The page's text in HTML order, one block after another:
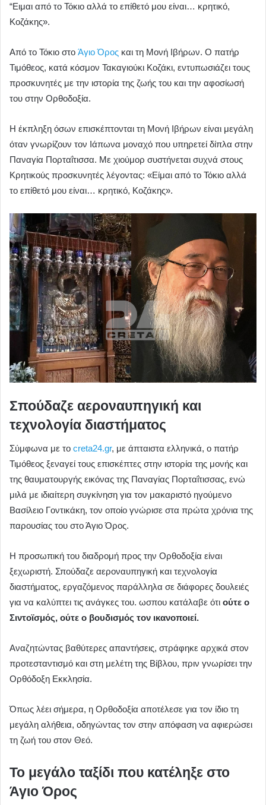
“Ειμαι από το Τόκιο αλλά το επίθετό μου είναι… κρητικό,
Κοζάκης».
Από το Τόκιο στο Άγιο Όρος και τη Μονή Ιβήρων. Ο πατήρ
Τιμόθεος, κατά κόσμον Τακαγιούκι Κοζάκι, εντυπωσιάζει τους
προσκυνητές με την ιστορία της ζωής του και την αφοσίωσή
του στην Ορθοδοξία.
Η έκπληξη όσων επισκέπτονται τη Μονή Ιβήρων είναι μεγάλη
όταν γνωρίζουν τον Ιάπωνα μοναχό που υπηρετεί δίπλα στην
Παναγία Πορταΐτισσα. Με χιούμορ συστήνεται συχνά στους
Κρητικούς προσκυνητές λέγοντας: «Είμαι από το Τόκιο αλλά
το επίθετό μου είναι… κρητικό, Κοζάκης».
Σπούδαζε αεροναυπηγική και
τεχνολογία διαστήματος
Σύμφωνα με το creta24.gr, με άπταιστα ελληνικά, ο πατήρ
Τιμόθεος ξεναγεί τους επισκέπτες στην ιστορία της μονής και
της θαυματουργής εικόνας της Παναγίας Πορταΐτισσας, ενώ
μιλά με ιδιαίτερη συγκίνηση για τον μακαριστό ηγούμενο
Βασίλειο Γοντικάκη, τον οποίο γνώρισε στα πρώτα χρόνια της
παρουσίας του στο Άγιο Όρος.
Η προσωπική του διαδρομή προς την Ορθοδοξία είναι
ξεχωριστή. Σπούδαζε αεροναυπηγική και τεχνολογία
διαστήματος, εργαζόμενος παράλληλα σε διάφορες δουλειές
για να καλύπτει τις ανάγκες του. ωσπου κατάλαβε ότι ούτε ο
Σιντοϊσμός, ούτε ο βουδισμός τον ικανοποιεί.
Αναζητώντας βαθύτερες απαντήσεις, στράφηκε αρχικά στον
προτεσταντισμό και στη μελέτη της Βίβλου, πριν γνωρίσει την
Ορθόδοξη Εκκλησία.
Όπως λέει σήμερα, η Ορθοδοξία αποτέλεσε για τον ίδιο τη
μεγάλη αλήθεια, οδηγώντας τον στην απόφαση να αφιερώσει
τη ζωή του στον Θεό.
Το μεγάλο ταξίδι που κατέληξε στο
Άγιο Όρος